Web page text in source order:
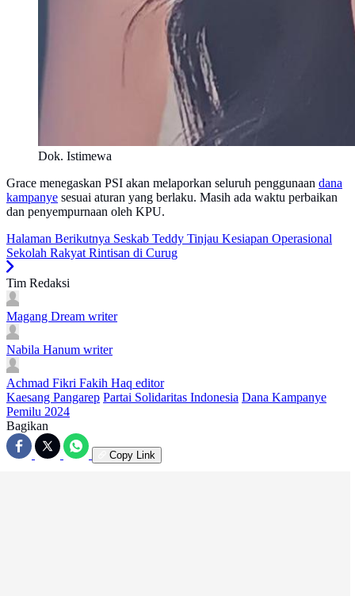
Dok. Istimewa
Grace menegaskan PSI akan melaporkan seluruh penggunaan dana
kampanye sesuai aturan yang berlaku. Masih ada waktu perbaikan
dan penyempurnaan oleh KPU.
Halaman Berikutnya Seskab Teddy Tinjau Kesiapan Operasional
Sekolah Rakyat Rintisan di Curug
Tim Redaksi
Magang Dream writer
Nabila Hanum writer
Achmad Fikri Fakih Haq editor
Kaesang Pangarep Partai Solidaritas Indonesia Dana Kampanye
Pemilu 2024
Bagikan
Copy Link